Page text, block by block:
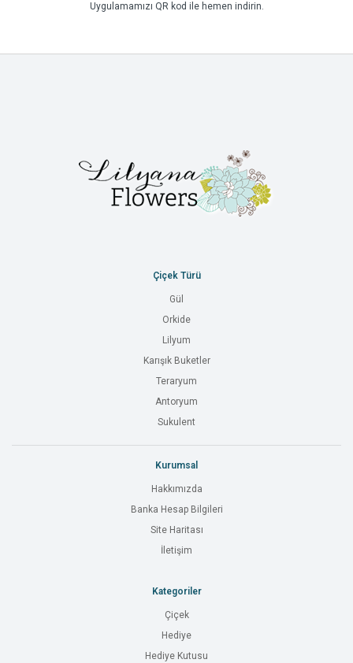
Uygulamamızı QR kod ile hemen indirin.
Çiçek Türü
Gül
Orkide
Lilyum
Karışık Buketler
Teraryum
Antoryum
Sukulent
Kurumsal
Hakkımızda
Banka Hesap Bilgileri
Site Haritası
İletişim
Kategoriler
Çiçek
Hediye
Hediye Kutusu